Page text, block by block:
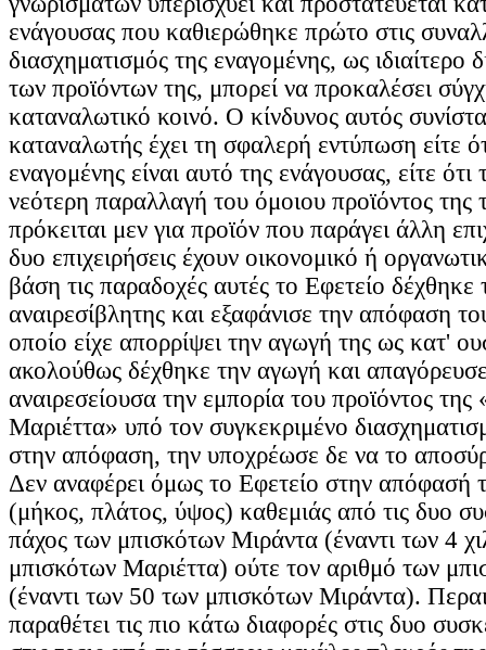
ενάγουσας που καθιερώθηκε πρώτο στις
διασχηματισμός της εναγομένης, ως ιδιαίτερο
των προϊόντων της, μπορεί να προκαλέσει
καταναλωτικό κοινό. Ο κίνδυνος αυτός
καταναλωτής έχει τη σφαλερή εντύπωση είτε
εναγομένης είναι αυτό της ενάγουσας, είτε ότι
νεότερη παραλλαγή του όμοιου προϊόντος της
πρόκειται μεν για προϊόν που παράγει άλλη
δυο επιχειρήσεις έχουν οικονομικό ή
βάση τις παραδοχές αυτές το Εφετείο δέχθηκε
αναιρεσίβλητης και εξαφάνισε την απόφαση
οποίο είχε απορρίψει την αγωγή της ως κατ'
ακολούθως δέχθηκε την αγωγή και
αναιρεσείουσα την εμπορία του προϊόντος
Μαριέττα» υπό τον συγκεκριμένο
στην απόφαση, την υποχρέωσε δε να το
Δεν αναφέρει όμως το Εφετείο στην απόφασή
(μήκος, πλάτος, ύψος) καθεμιάς από τις δυο
πάχος των μπισκότων Μιράντα (έναντι των 4
μπισκότων Μαριέττα) ούτε τον αριθμό των
(έναντι των 50 των μπισκότων Μιράντα).
παραθέτει τις πιο κάτω διαφορές στις δυο